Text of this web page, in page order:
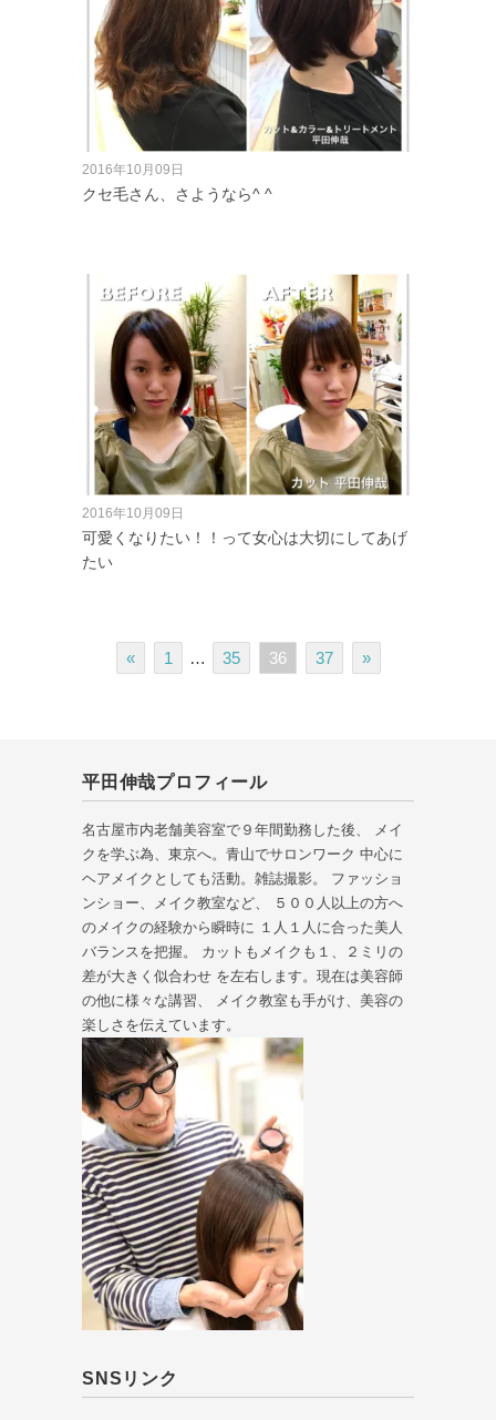
2016年10月09日
クセ毛さん、さようなら^ ^
2016年10月09日
可愛くなりたい！！って女心は大切にしてあげ
たい
« 1 … 35 36 37 »
平田伸哉プロフィール
名古屋市内老舗美容室で９年間勤務した後、 メイ
クを学ぶ為、東京へ。青山でサロンワーク 中心に
ヘアメイクとしても活動。雑誌撮影。 ファッショ
ンショー、メイク教室など、 ５００人以上の方へ
のメイクの経験から瞬時に １人１人に合った美人
バランスを把握。 カットもメイクも１、２ミリの
差が大きく似合わせ を左右します。現在は美容師
の他に様々な講習、 メイク教室も手がけ、美容の
楽しさを伝えています。
SNSリンク